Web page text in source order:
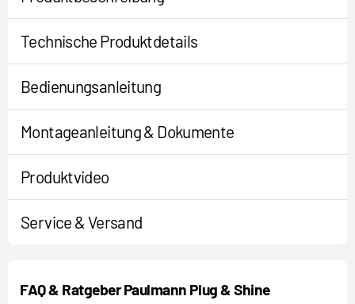
Technische Produktdetails
Bedienungsanleitung
Montageanleitung & Dokumente
Produktvideo
Service & Versand
FAQ & Ratgeber Paulmann Plug & Shine